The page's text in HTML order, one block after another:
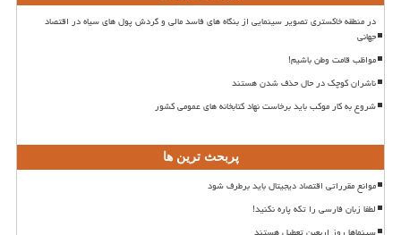
در منطقه خاکستری تصویر سینمایی از بنگاه های فاسد مالی و گردش پول های سیاه در اقتصاد
جهانی
مواظب قامت وطن باشیم!
ناشران کوچک در حال حذف شدن هستند
شروع به کار موکب باید برخاست نهاد کتابخانه های عمومی کشور
پربحث ترین ها
موانع مقرراتی اقتصاد دیجیتال باید برطرف شود
لطفا زبان فارسی را تکه پاره نکنید!